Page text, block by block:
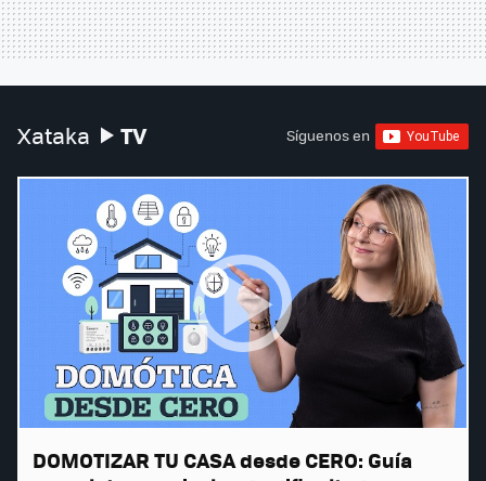
Xataka TV Síguenos en
DOMOTIZAR TU CASA desde CERO: Guía